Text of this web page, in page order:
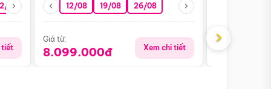
08 26/08 05/09 09/09 12/09
tiết
12/08 19/08 26/08
Giá từ:
8.099.000đ Xem chi tiết
Giá từ:
›